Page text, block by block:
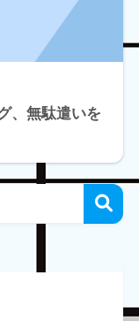
、無駄遣いを